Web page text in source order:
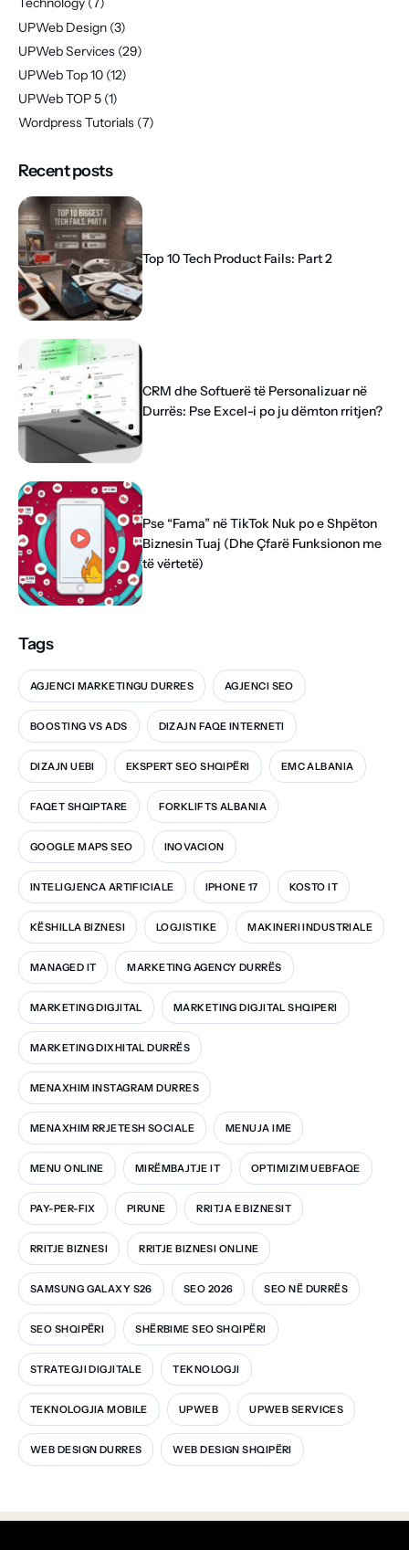
UPWeb Design (3)
UPWeb Services (29)
UPWeb Top 10 (12)
UPWeb TOP 5 (1)
Wordpress Tutorials (7)
Recent posts
Top 10 Tech Product Fails: Part 2
CRM dhe Softuerë të Personalizuar në
Durrës: Pse Excel-i po ju dëmton rritjen?
Pse “Fama” në TikTok Nuk po e Shpëton
Biznesin Tuaj (Dhe Çfarë Funksionon me
të vërtetë)
Tags
AGJENCI MARKETINGU DURRES AGJENCI SEO
BOOSTING VS ADS DIZAJN FAQE INTERNETI
DIZAJN UEBI EKSPERT SEO SHQIPËRI EMC ALBANIA
FAQET SHQIPTARE FORKLIFTS ALBANIA
GOOGLE MAPS SEO INOVACION
INTELIGJENCA ARTIFICIALE IPHONE 17 KOSTO IT
KËSHILLA BIZNESI LOGJISTIKE MAKINERI INDUSTRIALE
MANAGED IT MARKETING AGENCY DURRËS
MARKETING DIGJITAL MARKETING DIGJITAL SHQIPERI
MARKETING DIXHITAL DURRËS
MENAXHIM INSTAGRAM DURRES
MENAXHIM RRJETESH SOCIALE MENUJA IME
MENU ONLINE MIRËMBAJTJE IT OPTIMIZIM UEBFAQE
PAY-PER-FIX PIRUNE RRITJA E BIZNESIT
RRITJE BIZNESI RRITJE BIZNESI ONLINE
SAMSUNG GALAXY S26 SEO 2026 SEO NË DURRËS
SEO SHQIPËRI SHËRBIME SEO SHQIPËRI
STRATEGJI DIGJITALE TEKNOLOGJI
TEKNOLOGJIA MOBILE UPWEB UPWEB SERVICES
WEB DESIGN DURRES WEB DESIGN SHQIPËRI